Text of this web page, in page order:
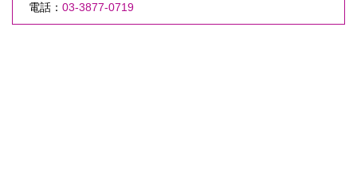
電話： 03-3877-0719